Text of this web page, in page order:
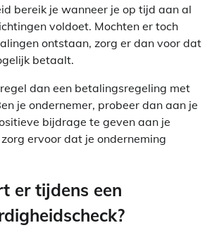
bereik je wanneer je op tijd aan al
voldoet. Mochten er toch
ontstaan, zorg er dan voor dat
betaalt.
dan een betalingsregeling met
je ondernemer, probeer dan aan je
bijdrage te geven aan je
ervoor dat je onderneming
er tijdens een